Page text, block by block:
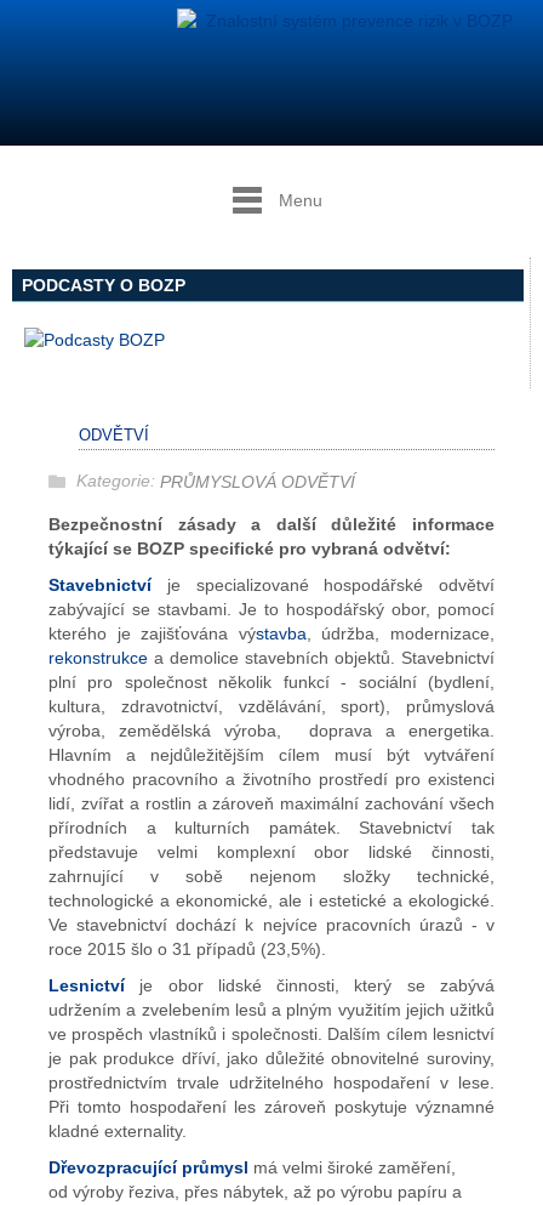
Menu
PODCASTY O BOZP
ODVĚTVÍ
Kategorie: PRŮMYSLOVÁ ODVĚTVÍ
Bezpečnostní zásady a další důležité informace
týkající se BOZP specifické pro vybraná odvětví:
Stavebnictvíje specializované hospodářské odvětví
zabývající se stavbami. Je to hospodářský obor, pomocí
kterého je zajišťována výstavba, údržba, modernizace,
rekonstrukce a demolice stavebních objektů. Stavebnictví
plní pro společnost několik funkcí - sociální (bydlení,
kultura, zdravotnictví, vzdělávání, sport), průmyslová
výroba, zemědělská výroba, doprava a energetika.
Hlavním a nejdůležitějším cílem musí být vytváření
vhodného pracovního a životního prostředí pro existenci
lidí, zvířat a rostlin a zároveň maximální zachování všech
přírodních a kulturních památek. Stavebnictví tak
představuje velmi komplexní obor lidské činnosti,
zahrnující v sobě nejenom složky technické,
technologické a ekonomické, ale i estetické a ekologické.
Ve stavebnictví dochází k nejvíce pracovních úrazů - v
roce 2015 šlo o 31 případů (23,5%).
Lesnictvíje obor lidské činnosti, který se zabývá
udržením a zvelebením lesů a plným využitím jejich užitků
ve prospěch vlastníků i společnosti. Dalším cílem lesnictví
je pak produkce dříví, jako důležité obnovitelné suroviny,
prostřednictvím trvale udržitelného hospodaření v lese.
Při tomto hospodaření les zároveň poskytuje významné
kladné externality.
Dřevozpracující průmysl má velmi široké zaměření,
od výroby řeziva, přes nábytek, až po výrobu papíru a